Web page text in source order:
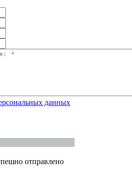
данных
отправлено